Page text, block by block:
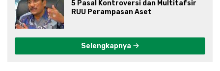
5 Pasal Kontroversi dan Multitafsir
RUU Perampasan Aset
Selengkapnya